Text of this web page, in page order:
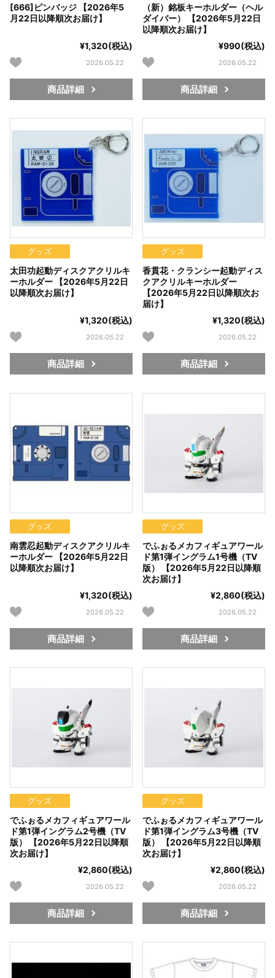
[666]ピンバッジ 【2026年5
月22日以降順次お届け】
¥1,320(税込)
2026.05.22
商品詳細
（新）銘板キーホルダー（ヘル
ダイバー） 【2026年5月22日
以降順次お届け】
¥990(税込)
2026.05.22
商品詳細
グッズ
太田功起動ディスクアクリルキ
ーホルダー 【2026年5月22日
以降順次お届け】
¥1,320(税込)
2026.05.22
商品詳細
グッズ
香貫花・クランシー起動ディス
クアクリルキーホルダー
【2026年5月22日以降順次お
届け】
¥1,320(税込)
2026.05.22
商品詳細
グッズ
南雲忍起動ディスクアクリルキ
ーホルダー 【2026年5月22日
以降順次お届け】
¥1,320(税込)
2026.05.22
商品詳細
グッズ
でふぉるメカフィギュアワール
ド第1弾イングラム1号機（TV
版） 【2026年5月22日以降順
次お届け】
¥2,860(税込)
2026.05.22
商品詳細
グッズ
でふぉるメカフィギュアワール
ド第1弾イングラム2号機（TV
版） 【2026年5月22日以降順
次お届け】
¥2,860(税込)
2026.05.22
商品詳細
グッズ
でふぉるメカフィギュアワール
ド第1弾イングラム3号機（TV
版） 【2026年5月22日以降順
次お届け】
¥2,860(税込)
2026.05.22
商品詳細